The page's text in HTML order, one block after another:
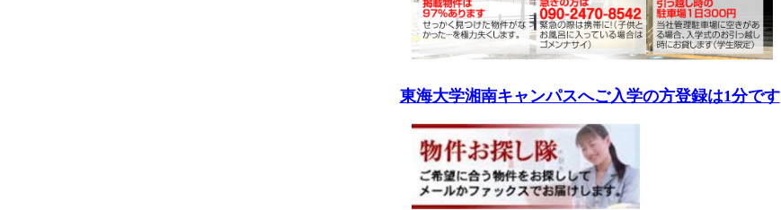
東海大学湘南キャンパスへご入学の方登録は1分です